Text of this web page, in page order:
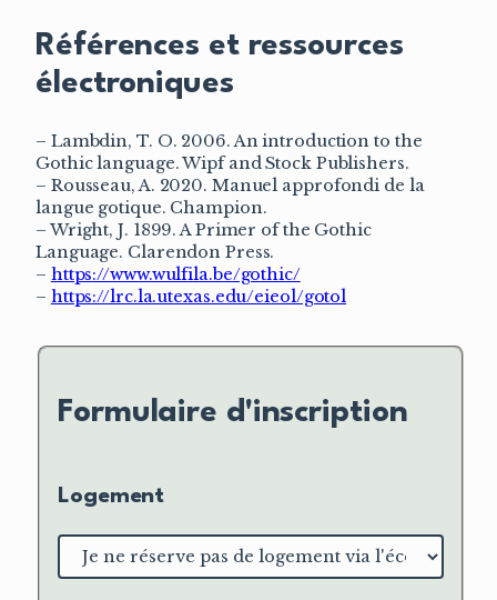
Références et ressources
électroniques
– Lambdin, T. O. 2006. An introduction to the
Gothic language. Wipf and Stock Publishers.
– Rousseau, A. 2020. Manuel approfondi de la
langue gotique. Champion.
– Wright, J. 1899. A Primer of the Gothic
Language. Clarendon Press.
– https://www.wulfila.be/gothic/
– https://lrc.la.utexas.edu/eieol/gotol
Formulaire d'inscription
Logement
Choix